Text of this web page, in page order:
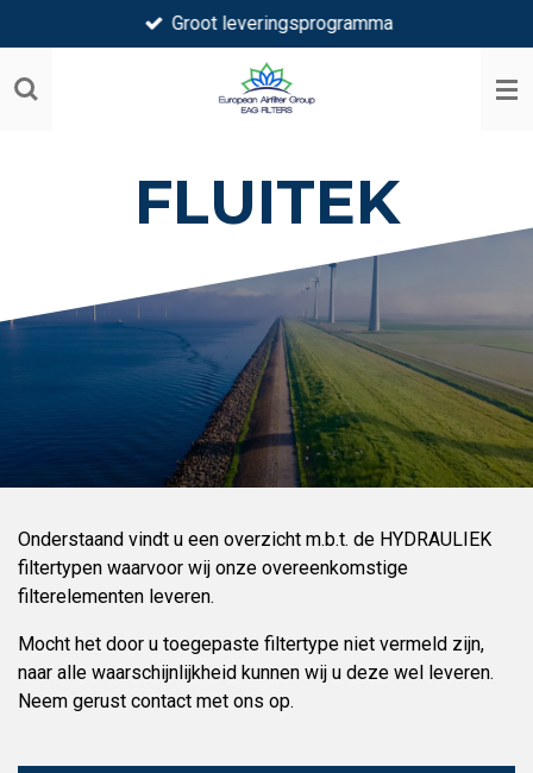
direct
naar
Groot leveringsprogramma
FLUITEK
Onderstaand vindt u een overzicht m.b.t. de HYDRAULIEK
filtertypen waarvoor wij onze overeenkomstige
filterelementen leveren.
Mocht het door u toegepaste filtertype niet vermeld zijn,
naar alle waarschijnlijkheid kunnen wij u deze wel leveren.
Neem gerust contact met ons op.